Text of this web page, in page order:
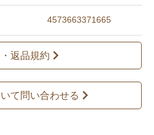
4573663371665
返品規約
て問い合わせる